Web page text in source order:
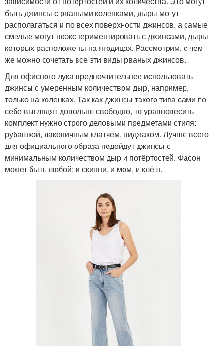
быть джинсы с рваными коленками, дыры могут
располагаться и по всех поверхности джинсов, а самые
смелые могут поэкспериментировать с джинсами, дыры
которых расположены на ягодицах. Рассмотрим, с чем
же можно сочетать все эти виды рваных джинсов.
Для офисного лука предпочтительнее использовать
джинсы с умеренным количеством дыр, например,
только на коленках. Так как джинсы такого типа сами по
себе выглядят довольно свободно, то уравновесить
комплект нужно строго деловыми предметами стиля:
рубашкой, лаконичным клатчем, пиджаком. Лучше всего
для официального образа подойдут джинсы с
минимальным количеством дыр и потёртостей. Фасон
может быть любой: и скинни, и мом, и клёш.